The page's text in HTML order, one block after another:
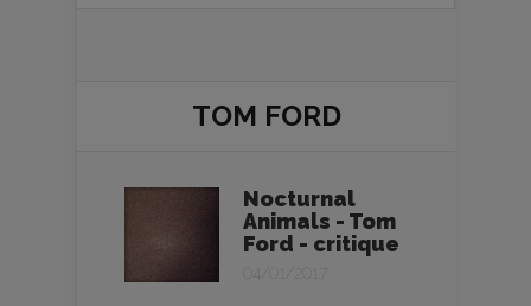
TOM FORD
Nocturnal
Animals - Tom
Ford - critique
04/01/2017